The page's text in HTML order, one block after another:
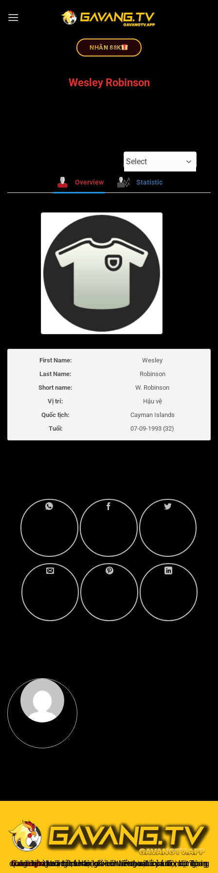
NHÂN 88K
Wesley Robinson
Select
Overview Statistic
First Name:
Wesley
Last Name:
Robinson
Short name:
W. Robinson
Vị trí:
Hậu vệ
Quốc tịch:
Cayman Islands
Tuổi:
07-09-1993 (32)
Gavangtv
không chỉ là nơi xem bóng mà còn là một cộng đồng để người hâm mộ kết nối và trao đổi cảm xúc. Trong quá trình theo dõi, khán giả có thể chia sẻ ý kiến, dự đoán kết quả hoặc thảo luận về chiến thuật của đội bóng.